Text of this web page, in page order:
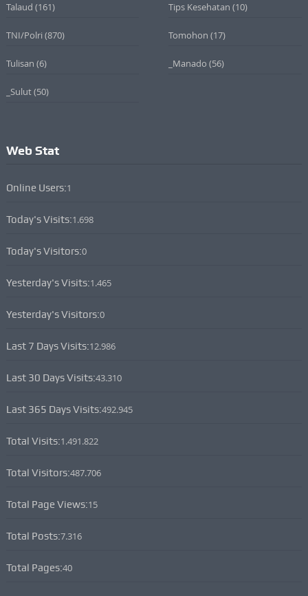
Talaud (161) Tips Kesehatan (10)
TNI/Polri (870) Tomohon (17)
Tulisan (6) _Manado (56)
_Sulut(50)
Web Stat
Online Users:1
Today's Visits:1.698
Today's Visitors:0
Yesterday's Visits:1.465
Yesterday's Visitors:0
Last 7 Days Visits:12.986
Last 30 Days Visits:43.310
Last 365 Days Visits:492.945
Total Visits:1.491.822
Total Visitors:487.706
Total Page Views:15
Total Posts:7.316
Total Pages:40